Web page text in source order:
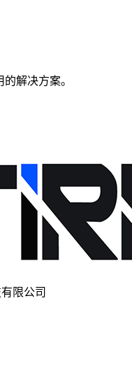
解决方案。
限公司